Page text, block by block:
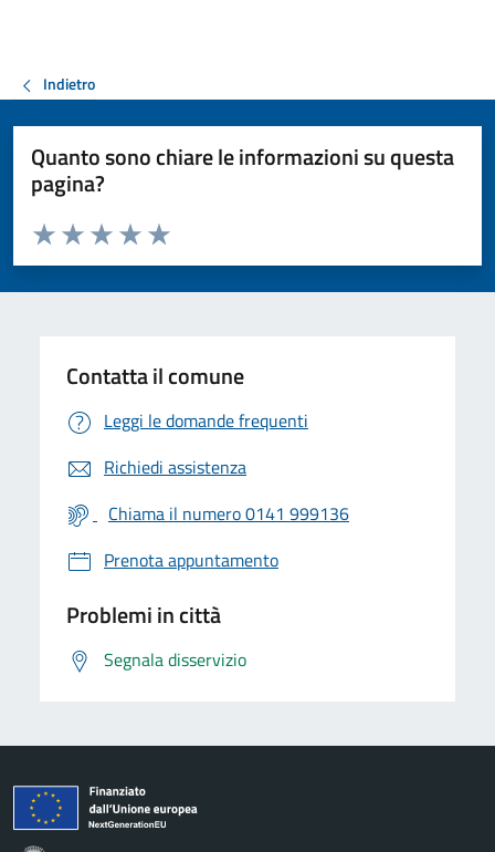
Indietro
Quanto sono chiare le informazioni su questa
pagina?
Valuta da 1 a 5 stelle la pagina
Valuta 5 stelle su 5
Valuta 4 stelle su 5
Valuta 3 stelle su 5
Valuta 2 stelle su 5
Valuta 1 stelle su 5
Contatta il comune
Leggi le domande frequenti
Richiedi assistenza
Chiama il numero 0141 999136
Prenota appuntamento
Problemi in città
Segnala disservizio